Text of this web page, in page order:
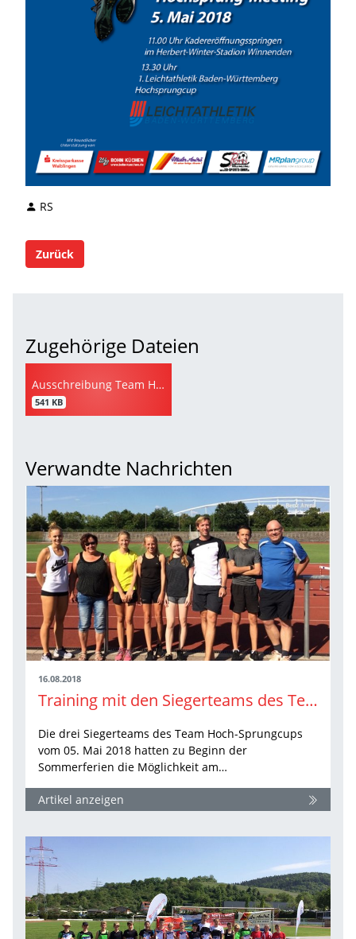
RS
Zurück
Zugehörige Dateien
Ausschreibung Team Hoch-Sprungcup 2018
541 KB
Verwandte Nachrichten
16.08.2018
Training mit den Siegerteams des Team Hoch-Sprungcups
Die drei Siegerteams des Team Hoch-Sprungcups
vom 05. Mai 2018 hatten zu Beginn der
Sommerferien die Möglichkeit am…
Artikel anzeigen